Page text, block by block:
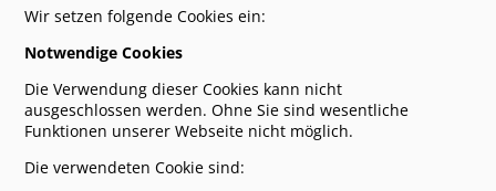
Mord auf der Single-Party
NEU: Mord auf der UFO-Tagung
Fragen / Antworten
Auftrittsfotos Dinner-Krimis
Gästekommentare
Pressestimmen
Wir setzen folgende Cookies ein:
Notwendige Cookies
Die Verwendung dieser Cookies kann nicht
ausgeschlossen werden. Ohne Sie sind wesentliche
Funktionen unserer Webseite nicht möglich.
Die verwendeten Cookie sind: